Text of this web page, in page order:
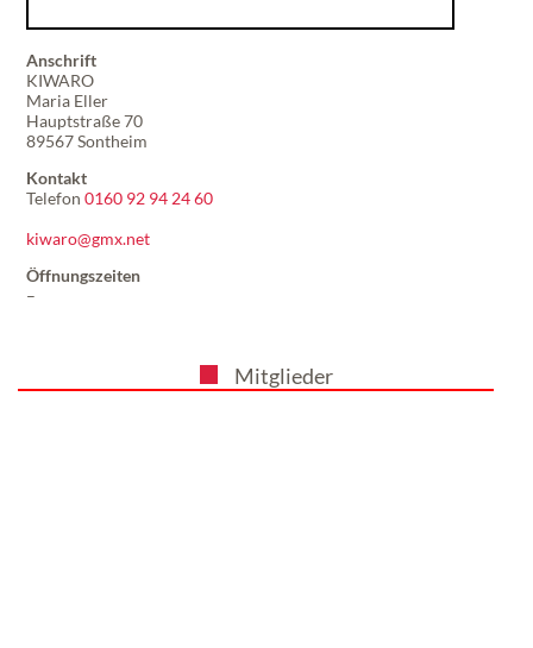
Anschrift
KIWARO
Maria Eller
Hauptstraße 70
89567 Sontheim
Kontakt
Telefon 0160 92 94 24 60
kiwaro@gmx.net
Öffnungszeiten
–
Mitglieder